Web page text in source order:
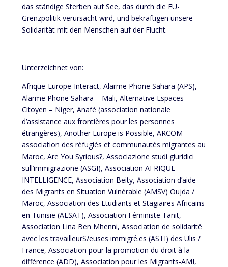
das ständige Sterben auf See, das durch die EU-
Grenzpolitik verursacht wird, und bekräftigen unsere
Solidarität mit den Menschen auf der Flucht.
Unterzeichnet von:
Afrique-Europe-Interact, Alarme Phone Sahara (APS),
Alarme Phone Sahara – Mali, Alternative Espaces
Citoyen – Niger, Anafé (association nationale
d’assistance aux frontières pour les personnes
étrangères), Another Europe is Possible, ARCOM –
association des réfugiés et communautés migrantes au
Maroc, Are You Syrious?, Associazione studi giuridici
sull’immigrazione (ASGI), Association AFRIQUE
INTELLIGENCE, Association Beity, Association d’aide
des Migrants en Situation Vulnérable (AMSV) Oujda /
Maroc, Association des Etudiants et Stagiaires Africains
en Tunisie (AESAT), Association Féministe Tanit,
Association Lina Ben Mhenni, Association de solidarité
avec les travailleurS/euses immigré.es (ASTI) des Ulis /
France, Association pour la promotion du droit à la
différence (ADD), Association pour les Migrants-AMI,